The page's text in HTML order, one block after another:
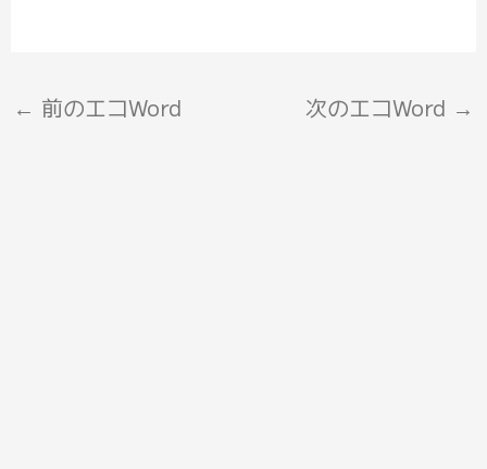
← 前のエコWord 次のエコWord →